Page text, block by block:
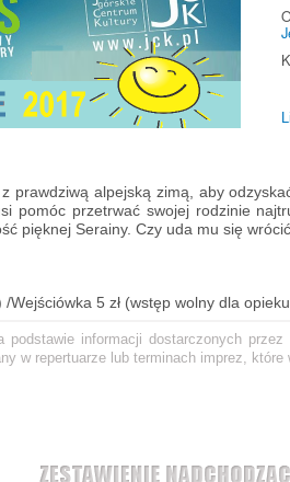
z prawdziwą alpejską zimą, aby
pomóc przetrwać swojej rodzinie
pięknej Serainy. Czy uda mu się
/Wejściówka 5 zł (wstęp wolny dla
podstawie informacji dostarczonych
w repertuarze lub terminach imprez,